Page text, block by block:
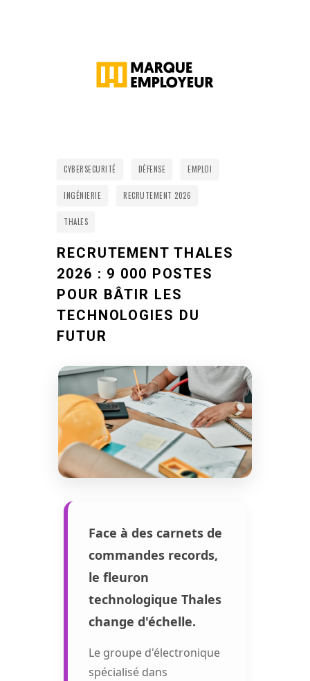
CYBERSECURITÉ DÉFENSE EMPLOI
INGÉNIERIE RECRUTEMENT 2026
THALES
RECRUTEMENT THALES
2026 : 9 000 POSTES
POUR BÂTIR LES
TECHNOLOGIES DU
FUTUR
Face à des carnets de
commandes records,
le fleuron
technologique Thales
change d'échelle.
Le groupe d'électronique
spécialisé dans